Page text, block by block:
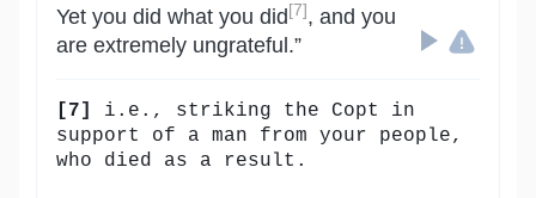
Yet you did what you did [7] , and you
are extremely ungrateful.”
[7]
i.e., striking the Copt in
support of a man from your people,
who died as a result.